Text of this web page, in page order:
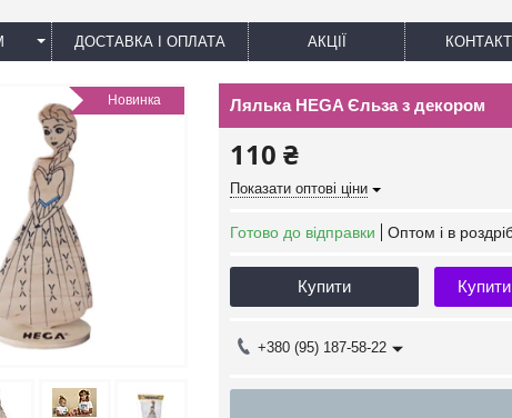
ДОСТАВКА І ОПЛАТА АКЦІЇ
Новинка Лялька HEGA Єльза з декором
110 ₴
Показати оптові ціни
Готово до відправки Оптом і в
Купити
+380 (95) 187-58-22